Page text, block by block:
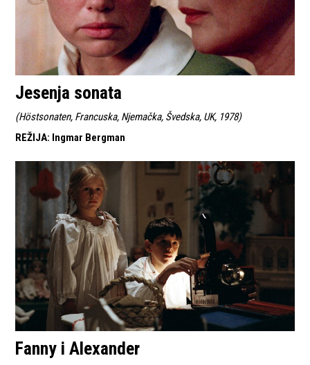
Jesenja sonata
(Höstsonaten, Francuska, Njemačka, Švedska, UK, 1978)
REŽIJA: Ingmar Bergman
Fanny i Alexander